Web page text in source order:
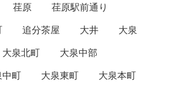
荏原
荏原駅前通り
追分茶屋 大井
大泉
大泉北町
大泉中部
中町 大泉東町
大泉本町